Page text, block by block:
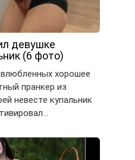
девушке
(6 фото)
хорошее
пранкер из
невесте купальник